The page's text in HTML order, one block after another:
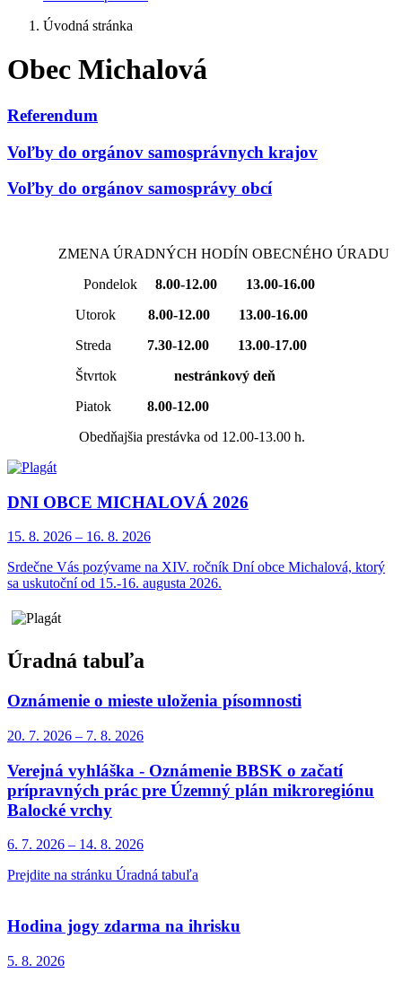
Úvodná stránka
Obec Michalová
Referendum
Voľby do orgánov samosprávnych krajov
Voľby do orgánov samosprávy obcí
ZMENA ÚRADNÝCH HODÍN OBECNÉHO ÚRADU
Pondelok 8.00-12.00 13.00-16.00
Utorok 8.00-12.00 13.00-16.00
Streda 7.30-12.00 13.00-17.00
Štvrtok nestránkový deň
Piatok 8.00-12.00
Obedňajšia prestávka od 12.00-13.00 h.
DNI OBCE MICHALOVÁ 2026
15. 8. 2026 – 16. 8. 2026
Srdečne Vás pozývame na XIV. ročník Dní obce Michalová, ktorý
sa uskutoční od 15.-16. augusta 2026.
Úradná tabuľa
Oznámenie o mieste uloženia písomnosti
20. 7. 2026 – 7. 8. 2026
Verejná vyhláška - Oznámenie BBSK o začatí
prípravných prác pre Územný plán mikroregiónu
Balocké vrchy
6. 7. 2026 – 14. 8. 2026
Prejdite na stránku Úradná tabuľa
Hodina jogy zdarma na ihrisku
5. 8. 2026